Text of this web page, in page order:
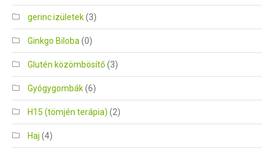
gerinc izületek(3)
Ginkgo Biloba (0)
Glutén közömbösítő(3)
Gyógygombák(6)
H15 (tömjén terápia) (2)
Haj (4)